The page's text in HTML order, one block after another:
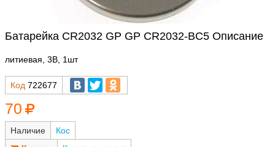
Батарейка CR2032 GP GP CR2032-BC5 Описание
литиевая, 3В, 1шт
Код 722677
70
Наличие
Кос